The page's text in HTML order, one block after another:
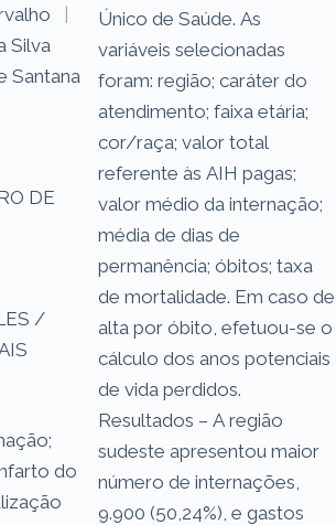
|
Silva
Santana
DE
/
do
Único de Saúde. As
variáveis selecionadas
foram: região; caráter do
atendimento; faixa etária;
cor/raça; valor total
referente às AIH pagas;
valor médio da internação;
média de dias de
permanência; óbitos; taxa
de mortalidade. Em caso de
alta por óbito, efetuou-se o
cálculo dos anos potenciais
de vida perdidos.
Resultados – A região
sudeste apresentou maior
número de internações,
9.900 (50,24%), e gastos